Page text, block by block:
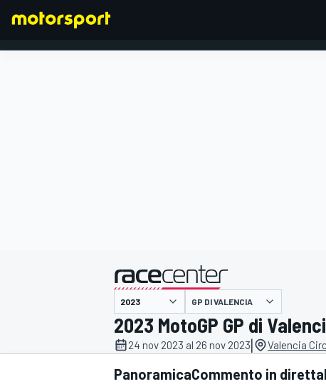
MOTOGP WEC
presentato da
GP DI VALENCIA
2023 MotoGP GP di
24 nov 2023 al 26 nov 2023| Valencia
PanoramicaCommento in diretta